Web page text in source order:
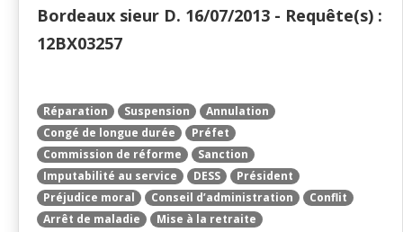
Bordeaux sieur D. 16/07/2013 - Requête(s) :
12BX03257
Réparation Suspension
Annulation
Congé de longue durée
Préfet
Commission de réforme
Sanction
Imputabilité au service
DESS
Président
Préjudice moral
Conseil d’administration
Conflit
Arrêt de maladie
Mise à la retraite